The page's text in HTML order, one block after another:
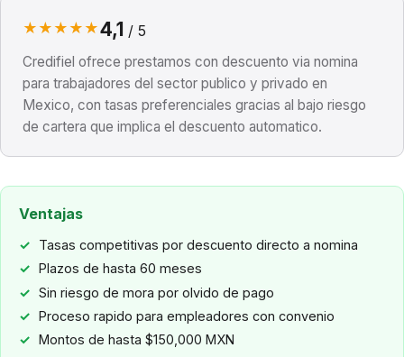
★ ★ ★ ★ ★4,1 / 5
Credifiel ofrece prestamos con descuento via nomina
para trabajadores del sector publico y privado en
Mexico, con tasas preferenciales gracias al bajo riesgo
de cartera que implica el descuento automatico.
Ventajas
Tasas competitivas por descuento directo a nomina
Plazos de hasta 60 meses
Sin riesgo de mora por olvido de pago
Proceso rapido para empleadores con convenio
Montos de hasta $150,000 MXN